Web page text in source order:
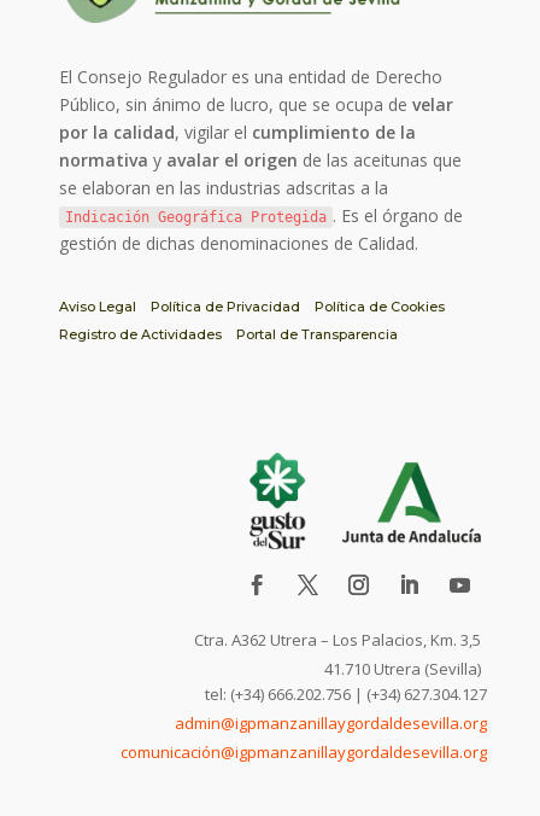
El Consejo Regulador es una entidad de Derecho
Público, sin ánimo de lucro, que se ocupa develar
por la calidad, vigilar el cumplimiento de la
normativa y avalar el origen de las aceitunas que
se elaboran en las industrias adscritas a la
Indicación Geográfica Protegida . Es el órgano de
gestión de dichas denominaciones de Calidad.
Aviso Legal Política de Privacidad
Política de Cookies
Registro de Actividades
Portal de Transparencia
Ctra. A362 Utrera – Los Palacios, Km. 3,5
41.710 Utrera (Sevilla)
tel: (+34) 666.202.756 | (+34) 627.304.127
admin@igpmanzanillaygordaldesevilla.org
comunicación@igpmanzanillaygordaldesevilla.org